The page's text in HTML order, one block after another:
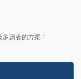
讀者的方案！